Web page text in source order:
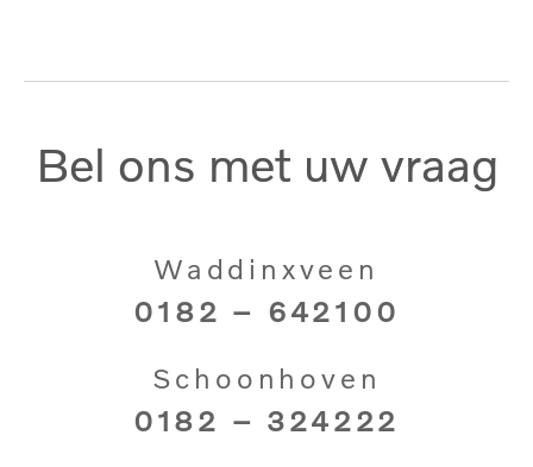
Bel ons met uw vraag
Waddinxveen
0182 – 642100
Schoonhoven
0182 – 324222